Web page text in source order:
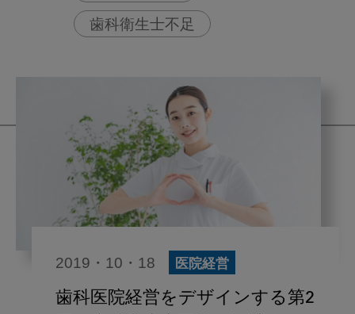
歯科衛生士不足
2019・10・18 医院経営
歯科医院経営をデザインする第2